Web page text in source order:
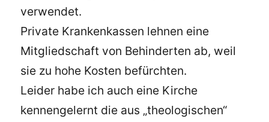
verwendet.
Private Krankenkassen lehnen eine
Mitgliedschaft von Behinderten ab, weil
sie zu hohe Kosten befürchten.
Leider habe ich auch eine Kirche
kennengelernt die aus „theologischen“